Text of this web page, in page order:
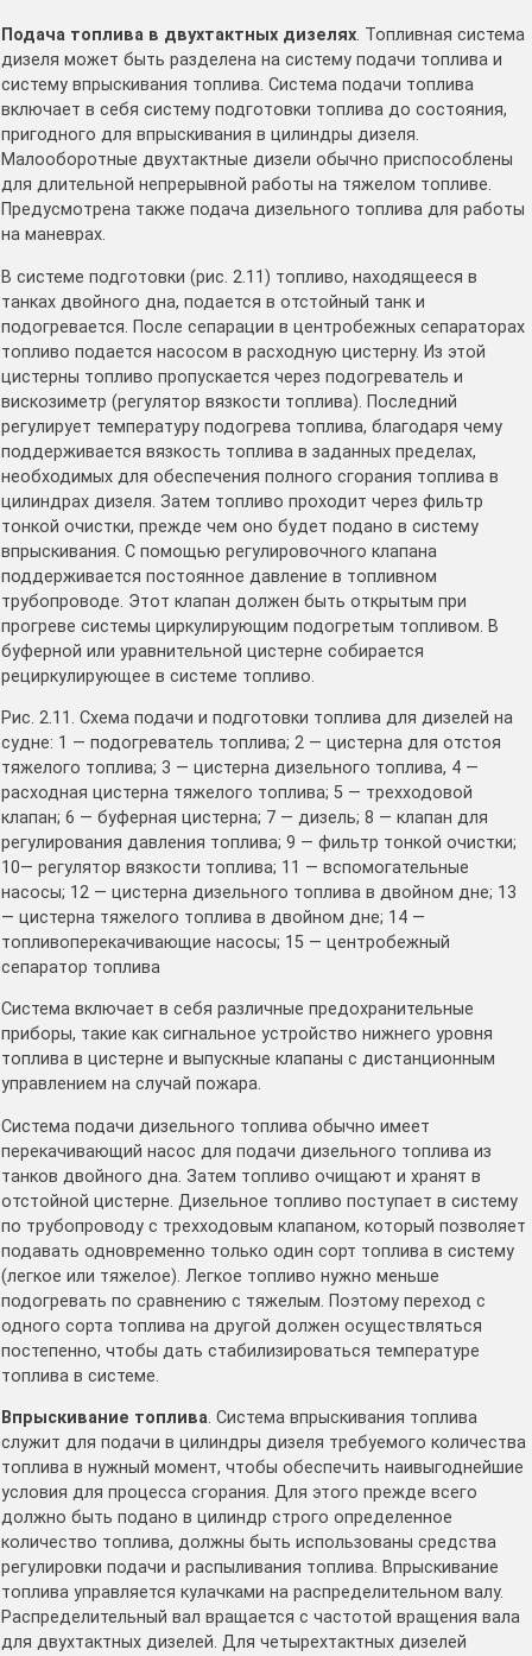
Подача топлива в двухтактных дизелях. Топливная система
дизеля может быть разделена на систему подачи топлива и
систему впрыскивания топлива. Система подачи топлива
включает в себя систему подготовки топлива до состояния,
пригодного для впрыскивания в цилиндры дизеля.
Малооборотные двухтактные дизели обычно приспособлены
для длительной непрерывной работы на тяжелом топливе.
Предусмотрена также подача дизельного топлива для работы
на маневрах.
В системе подготовки (рис. 2.11) топливо, находящееся в
танках двойного дна, подается в отстойный танк и
подогревается. После сепарации в центробежных сепараторах
топливо подается насосом в расходную цистерну. Из этой
цистерны топливо пропускается через подогреватель и
вискозиметр (регулятор вязкости топлива). Последний
регулирует температуру подогрева топлива, благодаря чему
поддерживается вязкость топлива в заданных пределах,
необходимых для обеспечения полного сгорания топлива в
цилиндрах дизеля. Затем топливо проходит через фильтр
тонкой очистки, прежде чем оно будет подано в систему
впрыскивания. С помощью регулировочного клапана
поддерживается постоянное давление в топливном
трубопроводе. Этот клапан должен быть открытым при
прогреве системы циркулирующим подогретым топливом. В
буферной или уравнительной цистерне собирается
рециркулирующее в системе топливо.
Рис. 2.11. Схема подачи и подготовки топлива для дизелей на
судне: 1 — подогреватель топлива; 2 — цистерна для отстоя
тяжелого топлива; 3 — цистерна дизельного топлива, 4 —
расходная цистерна тяжелого топлива; 5 — трехходовой
клапан; 6 — буферная цистерна; 7 — дизель; 8 — клапан для
регулирования давления топлива; 9 — фильтр тонкой очистки;
10— регулятор вязкости топлива; 11 — вспомогательные
насосы; 12 — цистерна дизельного топлива в двойном дне; 13
— цистерна тяжелого топлива в двойном дне; 14 —
топливоперекачивающие насосы; 15 — центробежный
сепаратор топлива
Система включает в себя различные предохранительные
приборы, такие как сигнальное устройство нижнего уровня
топлива в цистерне и выпускные клапаны с дистанционным
управлением на случай пожара.
Система подачи дизельного топлива обычно имеет
перекачивающий насос для подачи дизельного топлива из
танков двойного дна. Затем топливо очищают и хранят в
отстойной цистерне. Дизельное топливо поступает в систему
по трубопроводу с трехходовым клапаном, который позволяет
подавать одновременно только один сорт топлива в систему
(легкое или тяжелое). Легкое топливо нужно меньше
подогревать по сравнению с тяжелым. Поэтому переход с
одного сорта топлива на другой должен осуществляться
постепенно, чтобы дать стабилизироваться температуре
топлива в системе.
Впрыскивание топлива. Система впрыскивания топлива
служит для подачи в цилиндры дизеля требуемого количества
топлива в нужный момент, чтобы обеспечить наивыгоднейшие
условия для процесса сгорания. Для этого прежде всего
должно быть подано в цилиндр строго определенное
количество топлива, должны быть использованы средства
регулировки подачи и распыливания топлива. Впрыскивание
топлива управляется кулачками на распределительном валу.
Распределительный вал вращается с частотой вращения вала
для двухтактных дизелей. Для четырехтактных дизелей